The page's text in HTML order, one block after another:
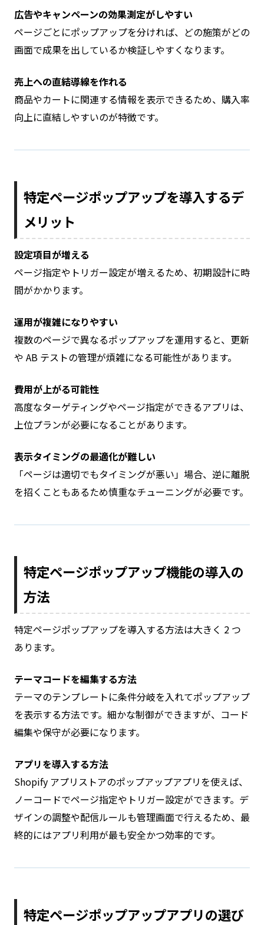
広告やキャンペーンの効果測定がしやすい
ページごとにポップアップを分ければ、どの施策がどの
画面で成果を出しているか検証しやすくなります。
売上への直結導線を作れる
商品やカートに関連する情報を表示できるため、購入率
向上に直結しやすいのが特徴です。
特定ページポップアップを導入するデ
メリット
設定項目が増える
ページ指定やトリガー設定が増えるため、初期設計に時
間がかかります。
運用が複雑になりやすい
複数のページで異なるポップアップを運用すると、更新
や AB テストの管理が煩雑になる可能性があります。
費用が上がる可能性
高度なターゲティングやページ指定ができるアプリは、
上位プランが必要になることがあります。
表示タイミングの最適化が難しい
「ページは適切でもタイミングが悪い」場合、逆に離脱
を招くこともあるため慎重なチューニングが必要です。
特定ページポップアップ機能の導入の
方法
特定ページポップアップを導入する方法は大きく 2 つ
あります。
テーマコードを編集する方法
テーマのテンプレートに条件分岐を入れてポップアップ
を表示する方法です。細かな制御ができますが、コード
編集や保守が必要になります。
アプリを導入する方法
Shopify アプリストアのポップアップアプリを使えば、
ノーコードでページ指定やトリガー設定ができます。デ
ザインの調整や配信ルールも管理画面で行えるため、最
終的にはアプリ利用が最も安全かつ効率的です。
特定ページポップアップアプリの選び